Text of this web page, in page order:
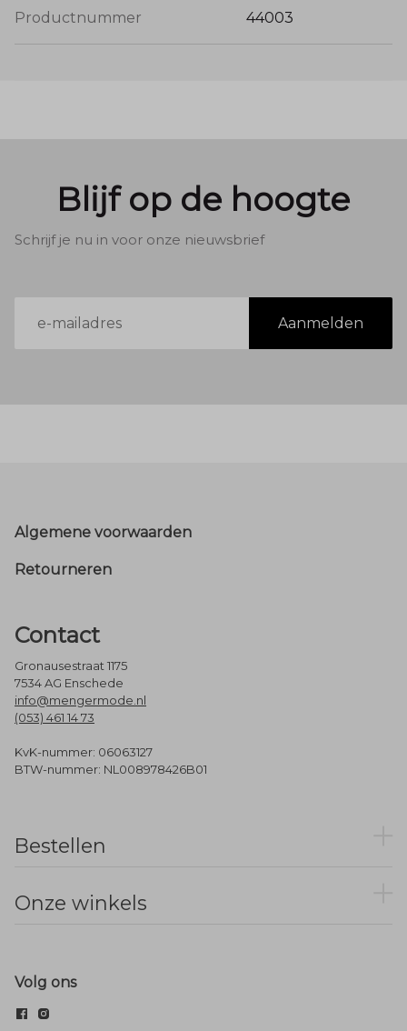
Productnummer 44003
Blijf op de hoogte
Schrijf je nu in voor onze nieuwsbrief
mailadres
Aanmelden
Footer
Algemene voorwaarden
Retourneren
Contact
Gronausestraat 1175
7534 AG Enschede
info@mengermode.nl
(053) 461 14 73
KvK-nummer: 06063127
BTW-nummer: NL008978426B01
Bestellen
Onze winkels
Volg ons